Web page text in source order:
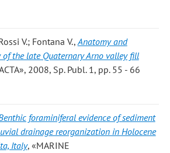
V.; Fontana V., Anatomy and
of the late Quaternary Arno valley fill
2008, Sp. Publ. 1, pp. 55 - 66
foraminiferal evidence of sediment
drainage reorganization in Holocene
Italy, «MARINE